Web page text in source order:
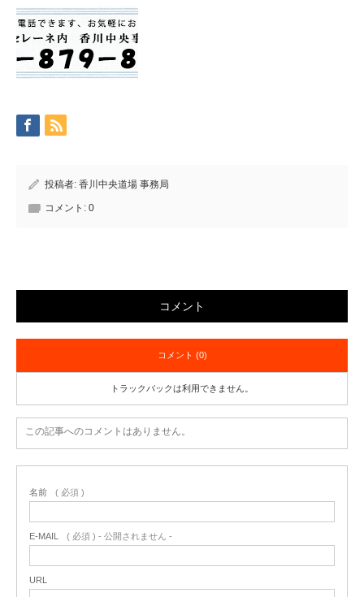
投稿者: 香川中央道場 事務局
コメント: 0
コメント
コメント (0)
トラックバックは利用できません。
この記事へのコメントはありません。
名前 ( 必須 )
E-MAIL ( 必須 ) - 公開されません -
URL